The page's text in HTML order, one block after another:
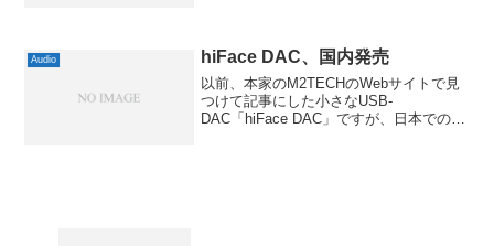
がない...
Audio hiFace DAC、国内発売
以前、本家のM2TECHのWebサイトで見
つけて記事にした小さなUSB-
DAC「hiFace DAC」ですが、日本での発